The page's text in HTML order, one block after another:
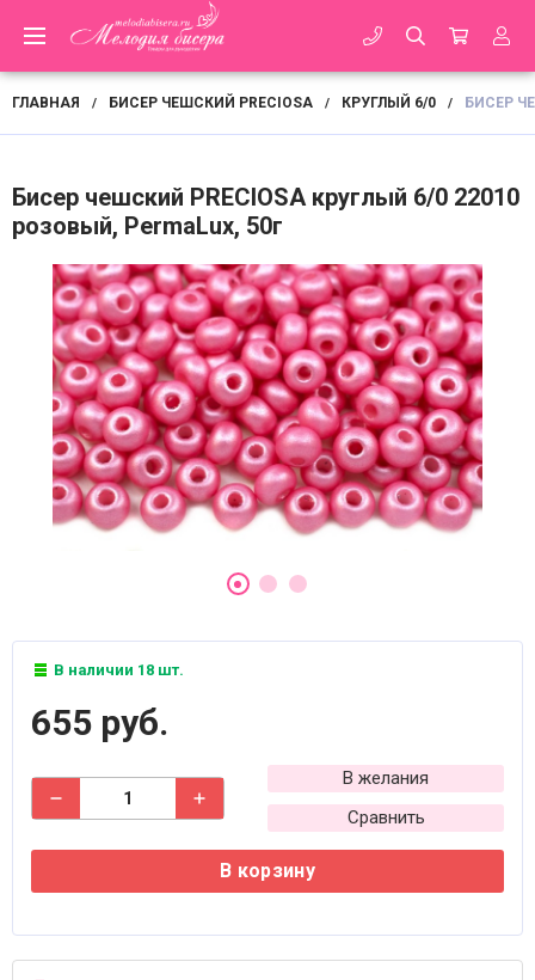
ГЛАВНАЯ / БИСЕР ЧЕШСКИЙ PRECIOSA / КРУГЛЫЙ 6/0 / БИСЕР
Бисер чешский PRECIOSA круглый 6/0 22010
розовый, PermaLux, 50г
В наличии 18 шт.
655 руб.
В желания
Сравнить
В корзину